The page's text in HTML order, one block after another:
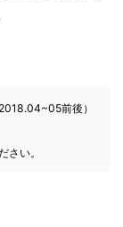
前後）
さい。